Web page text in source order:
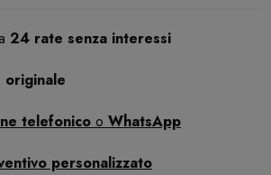
24 rate senza interessi
originale
telefonico o WhatsApp
personalizzato